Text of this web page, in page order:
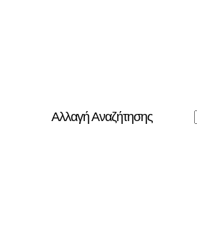
Αλλαγή Αναζήτησης